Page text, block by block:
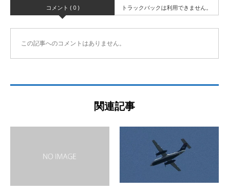
コメント ( 0 ) トラックバックは利用できません。
この記事へのコメントはありません。
関連記事